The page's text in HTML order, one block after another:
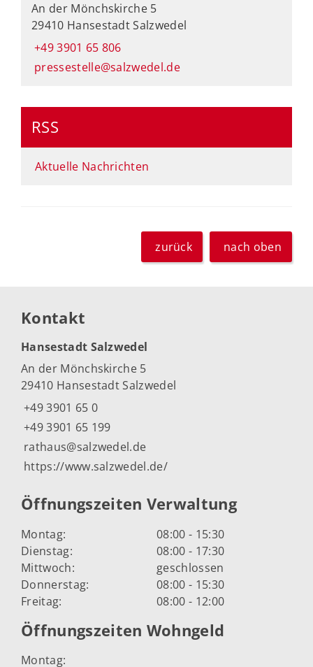
An der Mönchskirche 5
29410 Hansestadt Salzwedel
+49 3901 65 806
pressestelle@salzwedel.de
RSS
Aktuelle Nachrichten
zurück nach oben
Kontakt
Hansestadt Salzwedel
An der Mönchskirche 5
29410 Hansestadt Salzwedel
+49 3901 65 0
+49 3901 65 199
rathaus@salzwedel.de
https://www.salzwedel.de/
Öffnungszeiten Verwaltung
Montag:
08:00 - 15:30
Dienstag:
08:00 - 17:30
Mittwoch:
geschlossen
Donnerstag:
08:00 - 15:30
Freitag:
08:00 - 12:00
Öffnungszeiten Wohngeld
Montag: